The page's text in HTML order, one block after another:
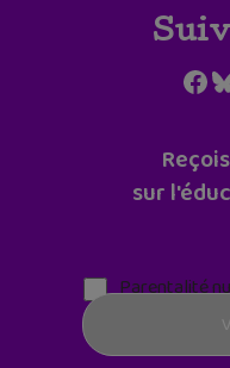
Reçois
sur
Parentalité